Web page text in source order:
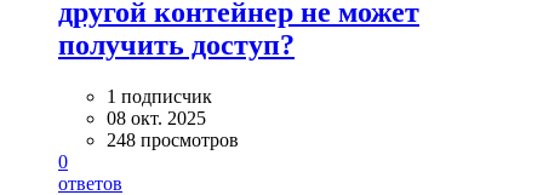
другой контейнер не может
получить доступ?
1 подписчик
08 окт. 2025
248 просмотров
0
ответов